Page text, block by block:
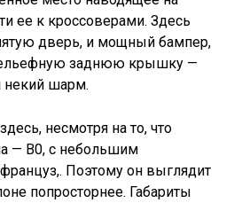
ее к кроссоверами. Здесь
дверь, и мощный бампер,
заднюю крышку —
некий шарм.
несмотря на то, что
— В0, с небольшим
Поэтому он выглядит
попросторнее. Габариты